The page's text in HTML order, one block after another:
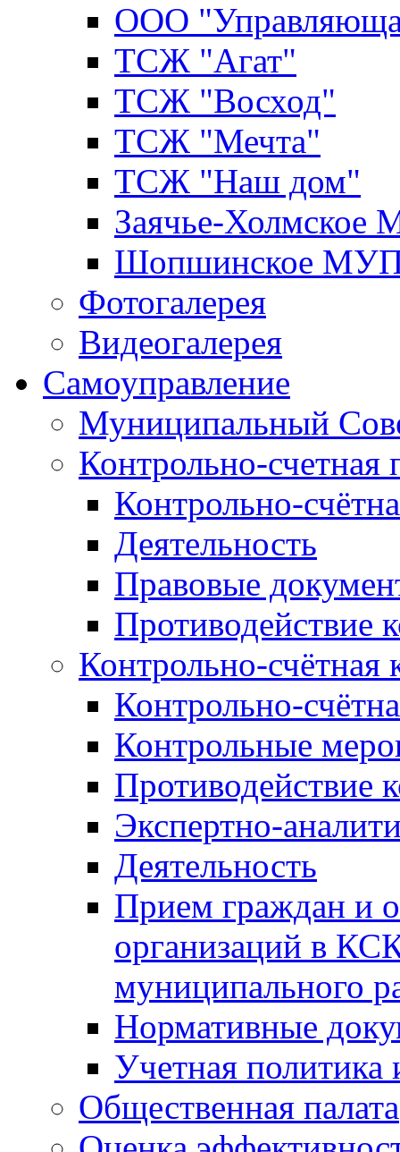
ООО
ТСЖ "Агат"
ТСЖ "Восход"
ТСЖ "Мечта"
ТСЖ "Наш дом"
Заячье-
Шопшинское
Фотогалерея
Видеогалерея
Самоуправление
Муниципальный
Контрольно-счетная
Контрольно-
Деятельность
Правовые
Противодействие
Контрольно-счётная
Контрольно-
Контрольные
Противодействие
Экспертно-
Деятельность
Прием граждан и
организаций в
муниципального
Нормативные
Учетная политика
Общественная палата